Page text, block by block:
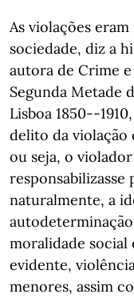
As violações
sociedade, diz a
autora de Crime
Segunda Metade
Lisboa 1850--
delito da violação
ou seja, o
responsabilizasse
naturalmente, a
moralidade social
evidente,
menores, assim